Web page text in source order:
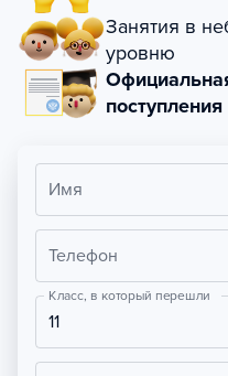
Занятия в
уровню
Имя
Телефон
Класс, в который перешли
11